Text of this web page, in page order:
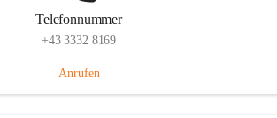
Telefonnummer
+43 3332 8169
Anrufen